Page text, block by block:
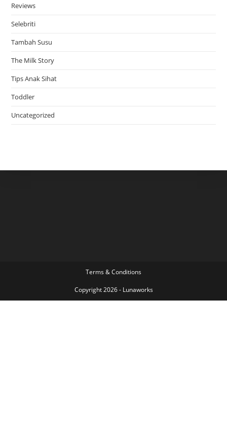
Reviews
Selebriti
Tambah Susu
The Milk Story
Tips Anak Sihat
Toddler
Uncategorized
Terms & Conditions
Copyright 2026 - Lunaworks